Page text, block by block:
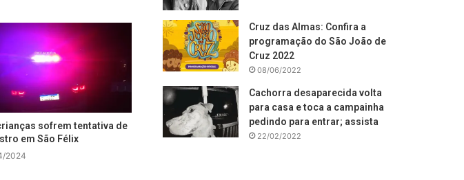
sofrem tentativa de
em São Félix
2024
Cruz das Almas: Confira a
programação do São João de
Cruz 2022
08/06/2022
Cachorra desaparecida volta
para casa e toca a campainha
pedindo para entrar; assista
22/02/2022